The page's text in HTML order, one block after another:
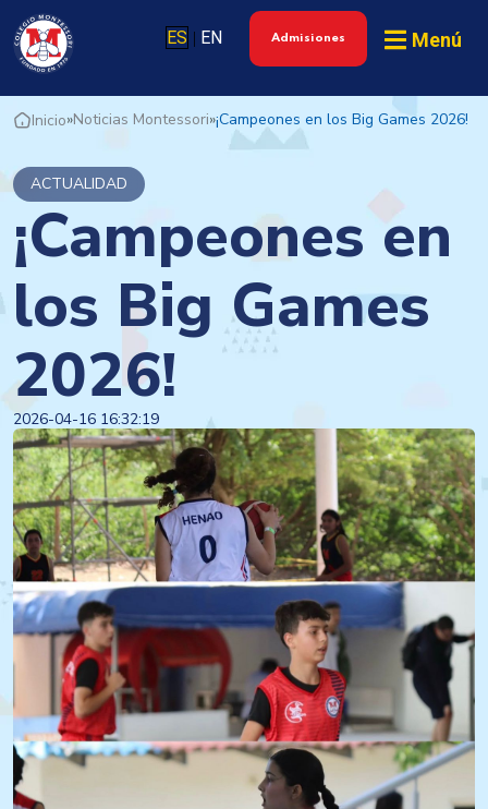
ES | EN Admisiones Menú
Inicio»Noticias Montessori»¡Campeones en los Big Games 2026!
ACTUALIDAD
¡Campeones en
los Big Games
2026!
2026-04-16 16:32:19